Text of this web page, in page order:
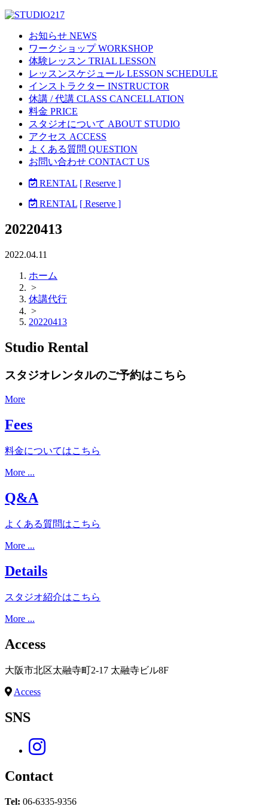
お知らせ NEWS
ワークショップ WORKSHOP
体験レッスン TRIAL LESSON
レッスンスケジュール LESSON SCHEDULE
インストラクター INSTRUCTOR
休講 / 代講 CLASS CANCELLATION
料金 PRICE
スタジオについて ABOUT STUDIO
アクセス ACCESS
よくある質問 QUESTION
お問い合わせ CONTACT US
RENTAL [ Reserve ]
RENTAL [ Reserve ]
20220413
2022.04.11
ホーム
>
休講代行
>
20220413
Studio Rental
スタジオレンタルのご予約はこちら
More
Fees
料金についてはこちら
More ...
Q&A
よくある質問はこちら
More ...
Details
スタジオ紹介はこちら
More ...
Access
大阪市北区太融寺町2-17 太融寺ビル8F
Access
SNS
Contact
Tel: 06-6335-9356